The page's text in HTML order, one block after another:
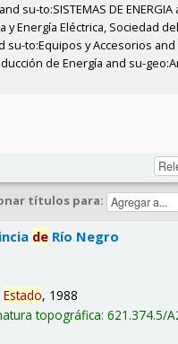
to:SISTEMAS DE
Eléctrica, Sociedad
to:Equipos y Accesorios
de Energía and su-
títulos para:
de Río Negro
Estado, 1988
topográfica:621.374.5/